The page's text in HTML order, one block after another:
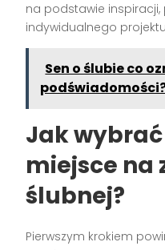
na podstawie
indywidualnego
Sen o ślubie co
Jak
miejsce na
ślubnej?
Pierwszym krokiem